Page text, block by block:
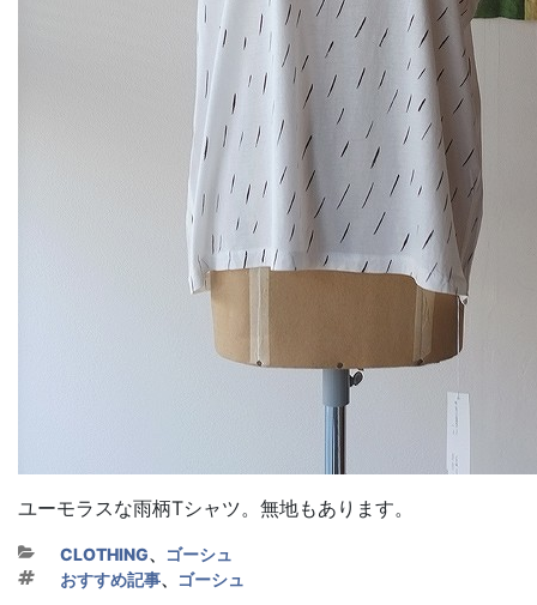
ユーモラスな雨柄Tシャツ。無地もあります。
カテゴリー
CLOTHING、
ゴーシュ
タグ
おすすめ記事、 ゴーシュ